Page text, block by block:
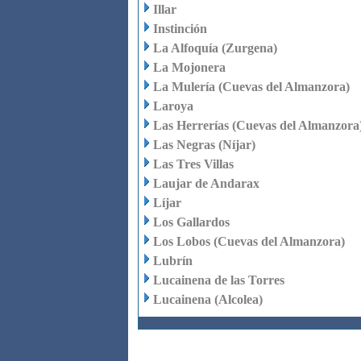
Illar
Instinción
La Alfoquía (Zurgena)
La Mojonera
La Mulería (Cuevas del Almanzora)
Laroya
Las Herrerías (Cuevas del
Las Negras (Níjar)
Las Tres Villas
Laujar de Andarax
Líjar
Los Gallardos
Los Lobos (Cuevas del Almanzora)
Lubrín
Lucainena de las Torres
Lucainena (Alcolea)